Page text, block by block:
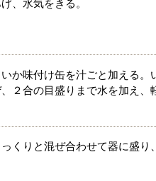
、水気をきる。
か味付け缶を汁ごと加える
２合の目盛りまで水を加え、
くりと混ぜ合わせて器に盛り